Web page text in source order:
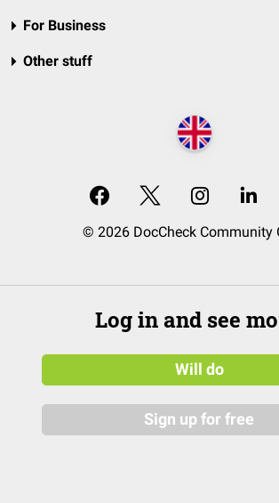
For Business
Other stuff
© 2026 DocCheck Community
Log in and see
Will do
Sign up for free